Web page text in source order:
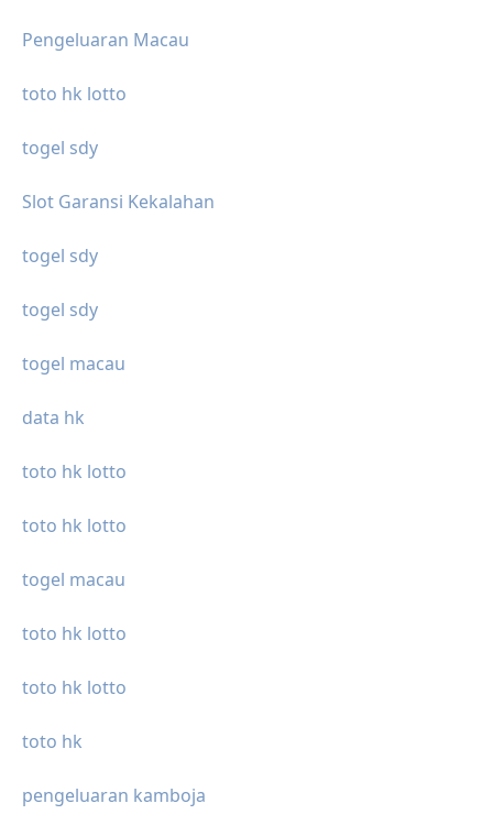
Pengeluaran Macau
toto hk lotto
togel sdy
Slot Garansi Kekalahan
togel sdy
togel sdy
togel macau
data hk
toto hk lotto
toto hk lotto
togel macau
toto hk lotto
toto hk lotto
toto hk
pengeluaran kamboja